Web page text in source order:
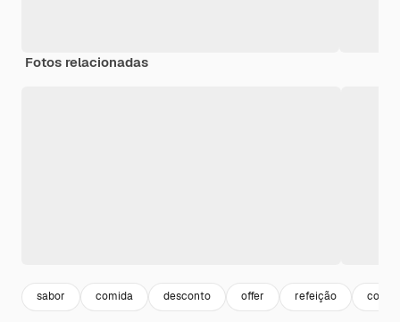
Fotos relacionadas
sabor comida desconto offer refeição